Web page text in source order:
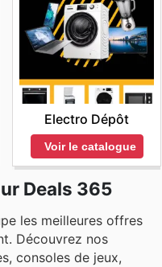
Electro Dépôt
Voir le catalogue
Deals 365
les meilleures offres
Découvrez nos
consoles de jeux,